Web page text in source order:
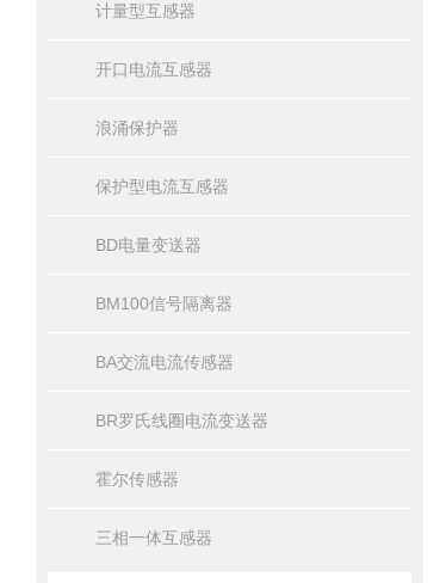
计量型互感器
开口电流互感器
浪涌保护器
保护型电流互感器
BD电量变送器
BM100信号隔离器
BA交流电流传感器
BR罗氏线圈电流变送器
霍尔传感器
三相一体互感器